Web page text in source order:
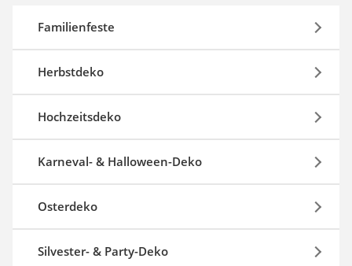
Familienfeste
Herbstdeko
Hochzeitsdeko
Karneval- & Halloween-Deko
Osterdeko
Silvester- & Party-Deko